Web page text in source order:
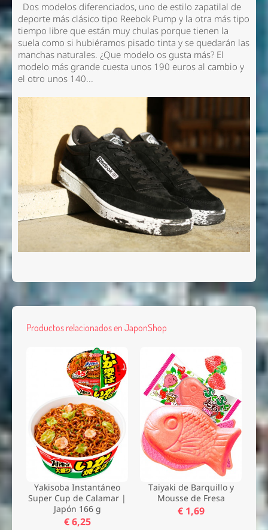
Dos modelos diferenciados, uno de estilo zapatilal de
deporte más clásico tipo Reebok Pump y la otra más tipo
tiempo libre que están muy chulas porque tienen la
suela como si hubiéramos pisado tinta y se quedarán las
manchas naturales. ¿Que modelo os gusta más? El
modelo más grande cuesta unos 190 euros al cambio y
el otro unos 140...
Productos relacionados en JaponShop
Yakisoba Instantáneo
Super Cup de Calamar |
Japón 166 g
€ 6,25
Taiyaki de Barquillo y
Mousse de Fresa
€ 1,69